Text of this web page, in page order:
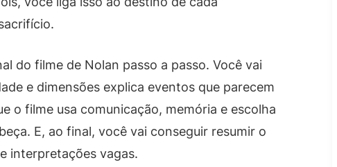
do filme de Nolan passo a passo. Você vai
e dimensões explica eventos que parecem
o filme usa comunicação, memória e escolha
E, ao final, você vai conseguir resumir o
interpretações vagas.